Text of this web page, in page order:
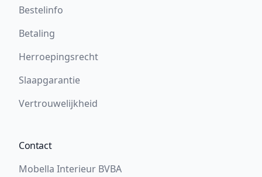
Bestelinfo
Betaling
Herroepingsrecht
Slaapgarantie
Vertrouwelijkheid
Contact
Mobella Interieur BVBA